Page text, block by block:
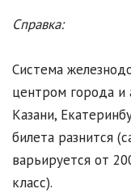
Справка:
Система
центром города и
Казани,
билета разнится
варьируется от
класс).